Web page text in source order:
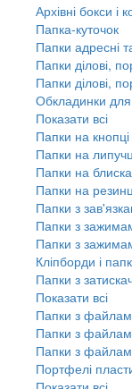
Архівні бокси і
Папка-куточок
Папки адресні
Папки ділові,
Папки ділові,
Обкладинки
Показати всі
Папки на кнопці
Папки на
Папки на
Папки на
Папки з
Папки з
Папки з
Кліпборди і
Папки з
Показати всі
Папки з
Папки з
Папки з
Портфелі